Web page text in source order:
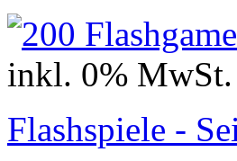
inkl. 0% MwSt.
Flashspiele -